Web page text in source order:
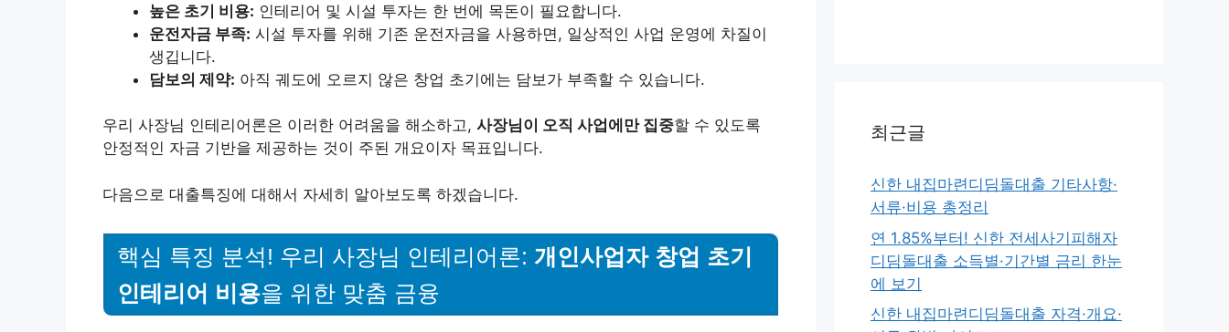
높은 초기 비용: 인테리어 및 시설 투자는 한 번에 목돈이 필요합니다.
운전자금 부족: 시설 투자를 위해 기존 운전자금을 사용하면, 일상적인 사업 운영에 차질이
생깁니다.
담보의 제약: 아직 궤도에 오르지 않은 창업 초기에는 담보가 부족할 수 있습니다.
우리 사장님 인테리어론은 이러한 어려움을 해소하고, 사장님이 오직 사업에만 집중할 수 있도록
안정적인 자금 기반을 제공하는 것이 주된 개요이자 목표입니다.
다음으로 대출특징에 대해서 자세히 알아보도록 하겠습니다.
핵심 특징 분석! 우리 사장님 인테리어론: 개인사업자 창업 초기
인테리어 비용을 위한 맞춤 금융
최근글
신한 내집마련디딤돌대출 기타사항·
서류·비용 총정리
연 1.85%부터! 신한 전세사기피해자
디딤돌대출 소득별·기간별 금리 한눈
에 보기
신한 내집마련디딤돌대출 자격·개요·